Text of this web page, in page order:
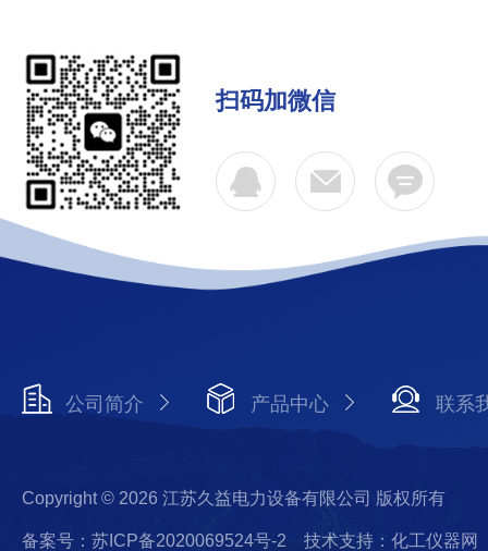
扫码加微信
公司简介 产品中心 联系
Copyright © 2026 江苏久益电力设备有限公司 版权所有
备案号：苏ICP备2020069524号-2 技术支持：化工仪器网